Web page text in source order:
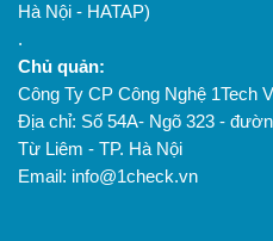
Hà Nội - HATAP)
.
Chủ quản:
Công Ty CP Công Nghệ 1Tech
Địa chỉ: Số 54A- Ngõ 323 -
Từ Liêm - TP. Hà Nội
Email: info@1check.vn